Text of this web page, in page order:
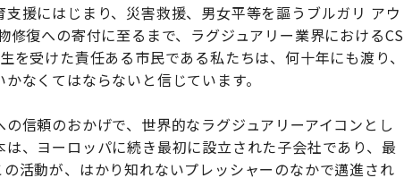
援にはじまり、災害救援、男女平等を謳うブルガリ アウ
復への寄付に至るまで、ラグジュアリー業界におけるCS
を受けた責任ある市民である私たちは、何十年にも渡り、
なくてはならないと信じています。
信頼のおかげで、世界的なラグジュアリーアイコンとし
、ヨーロッパに続き最初に設立された子会社であり、最
活動が、はかり知れないプレッシャーのなかで邁進され